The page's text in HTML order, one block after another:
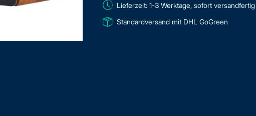
Lieferzeit: 1-3 Werktage, sofort versandfertig
Standardversand mit DHL GoGreen